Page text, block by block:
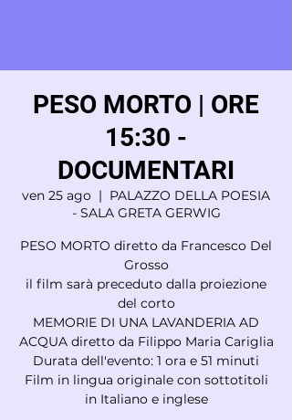
PESO MORTO | ORE
15:30 -
DOCUMENTARI
ven 25 ago
  |
PALAZZO DELLA POESIA
- SALA GRETA GERWIG
PESO MORTO diretto da Francesco Del
Grosso
il film sarà preceduto dalla proiezione
del corto
MEMORIE DI UNA LAVANDERIA AD
ACQUA diretto da Filippo Maria Cariglia
Durata dell'evento: 1 ora e 51 minuti
Film in lingua originale con sottotitoli
in Italiano e inglese